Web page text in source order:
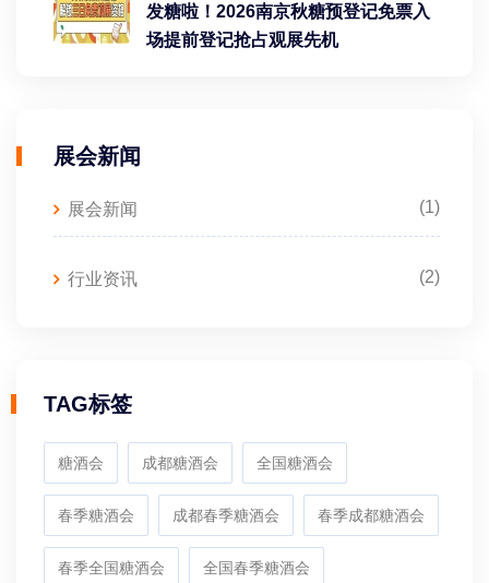
发糖啦！2026南京秋糖预登记免票入
场提前登记抢占观展先机
展会新闻
展会新闻 (1)
行业资讯 (2)
TAG标签
糖酒会 成都糖酒会 全国糖酒会
春季糖酒会 成都春季糖酒会 春季成都糖酒会
春季全国糖酒会 全国春季糖酒会